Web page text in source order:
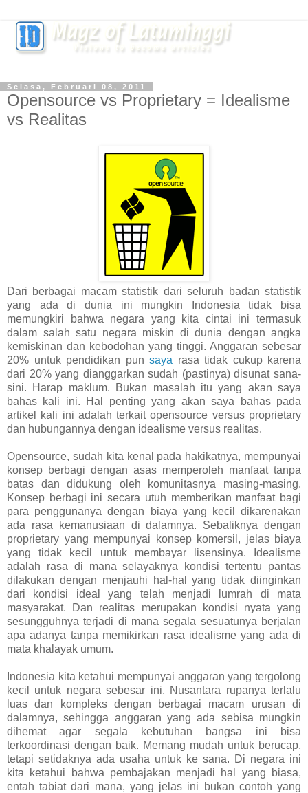
Selasa, Februari 08, 2011
Opensource vs Proprietary = Idealisme
vs Realitas
Dari berbagai macam statistik dari seluruh badan statistik
yang ada di dunia ini mungkin Indonesia tidak bisa
memungkiri bahwa negara yang kita cintai ini termasuk
dalam salah satu negara miskin di dunia dengan angka
kemiskinan dan kebodohan yang tinggi. Anggaran sebesar
20% untuk pendidikan pun saya rasa tidak cukup karena
dari 20% yang dianggarkan sudah (pastinya) disunat sana-
sini. Harap maklum. Bukan masalah itu yang akan saya
bahas kali ini. Hal penting yang akan saya bahas pada
artikel kali ini adalah terkait opensource versus proprietary
dan hubungannya dengan idealisme versus realitas.
Opensource, sudah kita kenal pada hakikatnya, mempunyai
konsep berbagi dengan asas memperoleh manfaat tanpa
batas dan didukung oleh komunitasnya masing-masing.
Konsep berbagi ini secara utuh memberikan manfaat bagi
para penggunanya dengan biaya yang kecil dikarenakan
ada rasa kemanusiaan di dalamnya. Sebaliknya dengan
proprietary yang mempunyai konsep komersil, jelas biaya
yang tidak kecil untuk membayar lisensinya. Idealisme
adalah rasa di mana selayaknya kondisi tertentu pantas
dilakukan dengan menjauhi hal-hal yang tidak diinginkan
dari kondisi ideal yang telah menjadi lumrah di mata
masyarakat. Dan realitas merupakan kondisi nyata yang
sesungguhnya terjadi di mana segala sesuatunya berjalan
apa adanya tanpa memikirkan rasa idealisme yang ada di
mata khalayak umum.
Indonesia kita ketahui mempunyai anggaran yang tergolong
kecil untuk negara sebesar ini, Nusantara rupanya terlalu
luas dan kompleks dengan berbagai macam urusan di
dalamnya, sehingga anggaran yang ada sebisa mungkin
dihemat agar segala kebutuhan bangsa ini bisa
terkoordinasi dengan baik. Memang mudah untuk berucap,
tetapi setidaknya ada usaha untuk ke sana. Di negara ini
kita ketahui bahwa pembajakan menjadi hal yang biasa,
entah tabiat dari mana, yang jelas ini bukan contoh yang